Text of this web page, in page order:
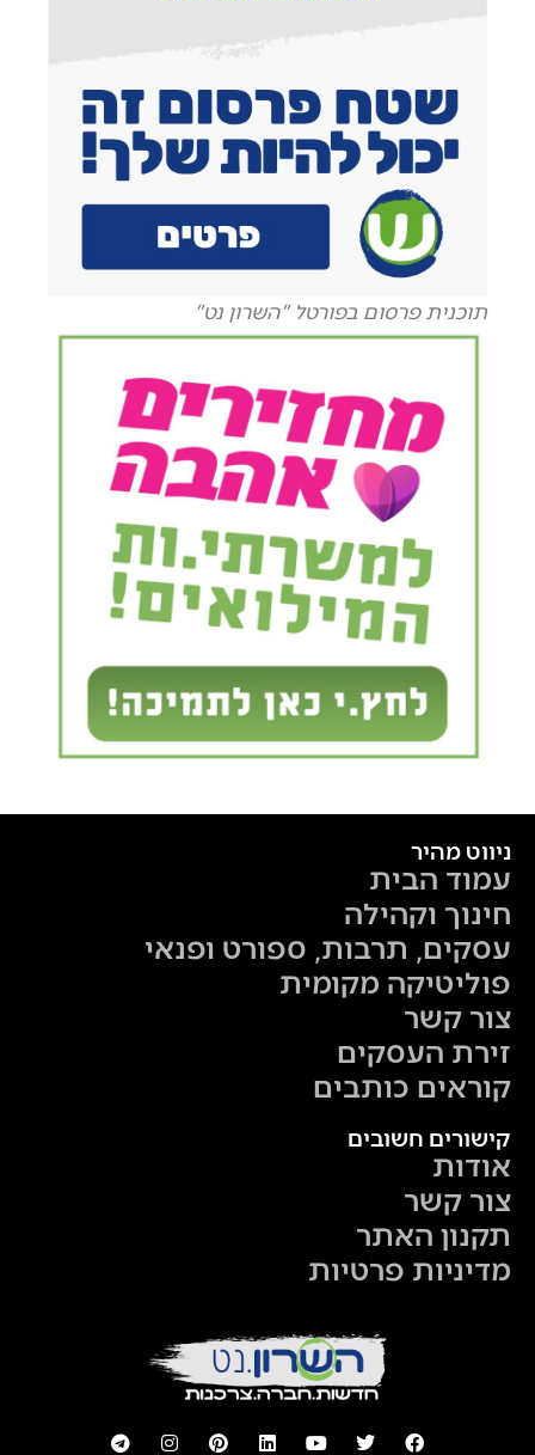
תוכנית פרסום בפורטל "השרון נט"
ניווט מהיר
עמוד הבית
חינוך וקהילה
עסקים, תרבות, ספורט ופנאי
פוליטיקה מקומית
צור קשר
זירת העסקים
קוראים כותבים
קישורים חשובים
אודות
צור קשר
תקנון האתר
מדיניות פרטיות